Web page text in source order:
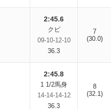
2:45.6
クビ
09-10-12-10
36.3
7
(30.0)
2:45.8
1 1/2馬身
14-14-14-12
36.3
8
(32.1)